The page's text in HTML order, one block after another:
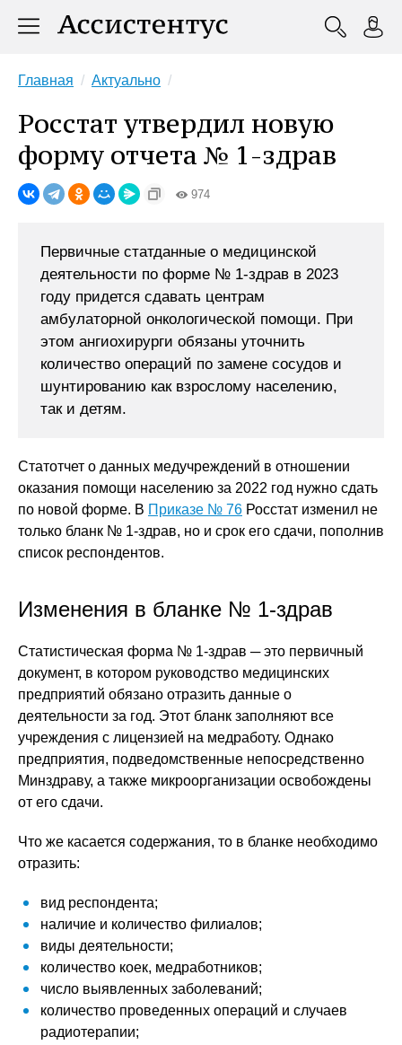
Главная Актуально
Росстат утвердил новую
форму отчета № 1-здрав
974
Первичные статданные о медицинской
деятельности по форме № 1-здрав в 2023
году придется сдавать центрам
амбулаторной онкологической помощи. При
этом ангиохирурги обязаны уточнить
количество операций по замене сосудов и
шунтированию как взрослому населению,
так и детям.
Статотчет о данных медучреждений в отношении
оказания помощи населению за 2022 год нужно сдать
по новой форме. В Приказе № 76 Росстат изменил не
только бланк № 1-здрав, но и срок его сдачи, пополнив
список респондентов.
Изменения в бланке № 1-здрав
Статистическая форма № 1-здрав ─ это первичный
документ, в котором руководство медицинских
предприятий обязано отразить данные о
деятельности за год. Этот бланк заполняют все
учреждения с лицензией на медработу. Однако
предприятия, подведомственные непосредственно
Минздраву, а также микроорганизации освобождены
от его сдачи.
Что же касается содержания, то в бланке необходимо
отразить:
вид респондента;
наличие и количество филиалов;
виды деятельности;
количество коек, медработников;
число выявленных заболеваний;
количество проведенных операций и случаев
радиотерапии;